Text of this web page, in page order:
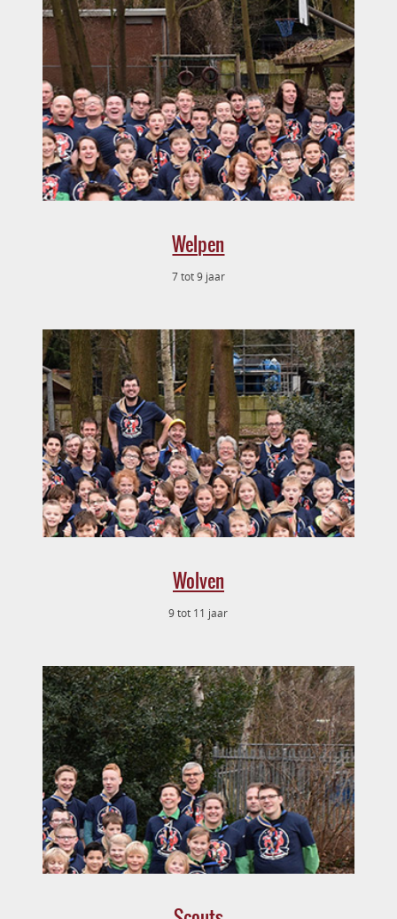
Welpen
7 tot 9 jaar
Wolven
9 tot 11 jaar